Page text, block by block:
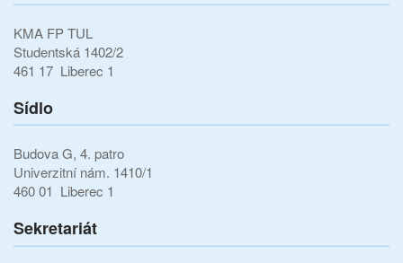
KMA FP TUL
Studentská 1402/2
461 17 Liberec 1
Sídlo
Budova G, 4. patro
Univerzitní nám. 1410/1
460 01 Liberec 1
Sekretariát